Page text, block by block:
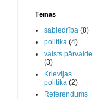
Tēmas
sabiedrība (8)
politika (4)
valsts pārvalde
(3)
Krievijas
politika (2)
Referendums